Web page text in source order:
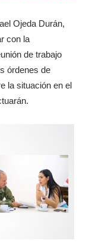
Ojeda Durán,
con la
de trabajo
órdenes de
la situación en el